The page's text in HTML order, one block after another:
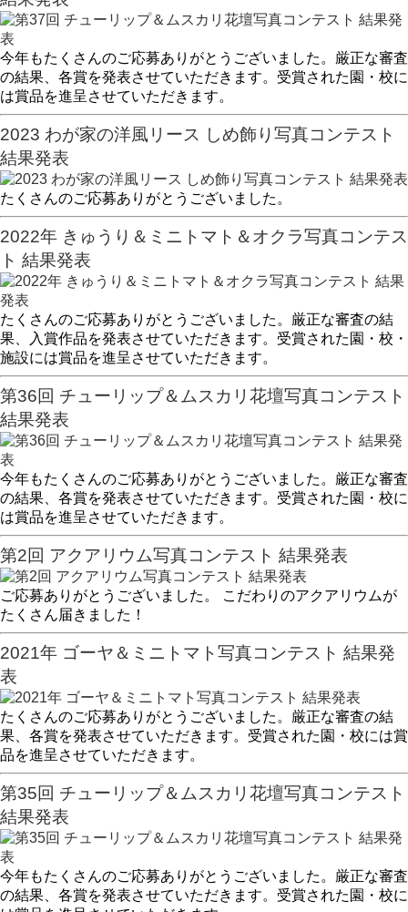
今年もたくさんのご応募ありがとうございました。厳正な審査
の結果、各賞を発表させていただきます。受賞された園・校に
は賞品を進呈させていただきます。
2023 わが家の洋風リース しめ飾り写真コンテスト
結果発表
たくさんのご応募ありがとうございました。
2022年 きゅうり＆ミニトマト＆オクラ写真コンテス
ト 結果発表
たくさんのご応募ありがとうございました。厳正な審査の結
果、入賞作品を発表させていただきます。受賞された園・校・
施設には賞品を進呈させていただきます。
第36回 チューリップ＆ムスカリ花壇写真コンテスト
結果発表
今年もたくさんのご応募ありがとうございました。厳正な審査
の結果、各賞を発表させていただきます。受賞された園・校に
は賞品を進呈させていただきます。
第2回 アクアリウム写真コンテスト 結果発表
ご応募ありがとうございました。 こだわりのアクアリウムが
たくさん届きました！
2021年 ゴーヤ＆ミニトマト写真コンテスト 結果発
表
たくさんのご応募ありがとうございました。厳正な審査の結
果、各賞を発表させていただきます。受賞された園・校には賞
品を進呈させていただきます。
第35回 チューリップ＆ムスカリ花壇写真コンテスト
結果発表
今年もたくさんのご応募ありがとうございました。厳正な審査
の結果、各賞を発表させていただきます。受賞された園・校に